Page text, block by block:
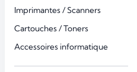
Imprimantes / Scanners
Cartouches / Toners
Accessoires informatique